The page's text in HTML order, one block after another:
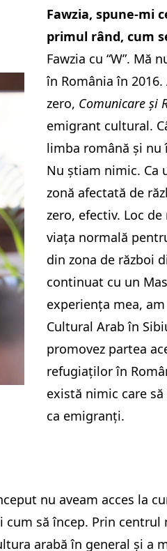
Fawzia, spune-mi
primul rând, cum
Fawzia cu “W”. Mă
în România în
zero, Comunicare și
emigrant cultural.
limba română și nu
Nu știam nimic. Ca
zonă afectată de
zero, efectiv. Loc
viața normală
din zona de război
continuat cu un
experiența mea,
Cultural Arab în
promovez partea
refugiaților în
există nimic care
ca emigranți.
nu aveam acces la
să încep. Prin
arabă în general și a